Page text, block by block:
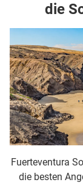
die
Fuerteventura
die besten